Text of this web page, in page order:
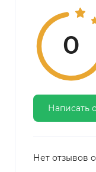
0
Написать
Нет отзывов